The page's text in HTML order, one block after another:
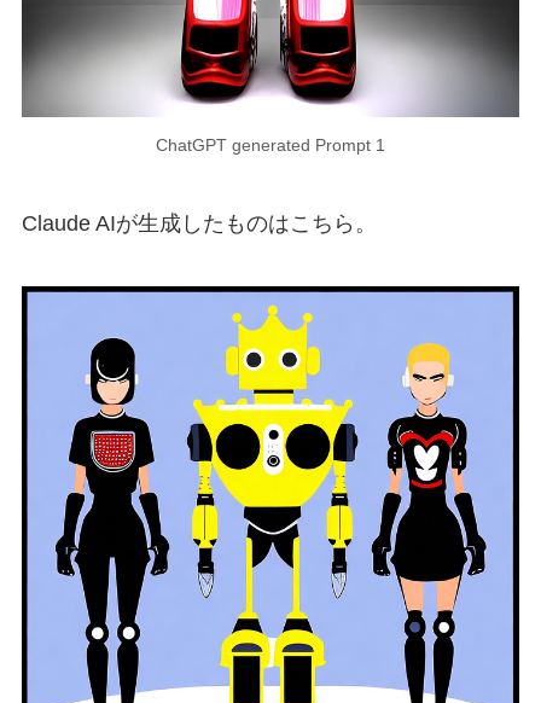
ChatGPT generated Prompt 1
Claude AIが生成したものはこちら。